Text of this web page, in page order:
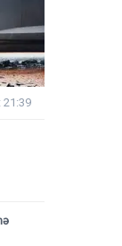
21:39